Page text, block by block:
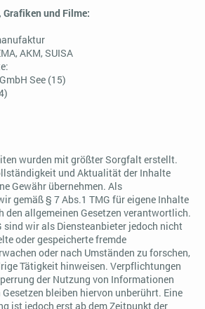
und Filme:
AKM, SUISA
See (15)
wurden mit größter Sorgfalt erstellt.
und Aktualität der Inhalte
Gewähr übernehmen. Als
gemäß § 7 Abs.1 TMG für eigene Inhalte
den allgemeinen Gesetzen verantwortlich.
sind wir als Diensteanbieter jedoch nicht
oder gespeicherte fremde
oder nach Umständen zu forschen,
Tätigkeit hinweisen. Verpflichtungen
der Nutzung von Informationen
bleiben hiervon unberührt. Eine
ist jedoch erst ab dem Zeitpunkt der